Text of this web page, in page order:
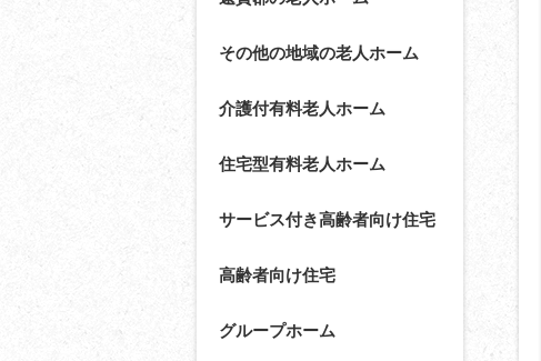
その他の地域の老人ホーム
介護付有料老人ホーム
住宅型有料老人ホーム
サービス付き高齢者向け住宅
高齢者向け住宅
グループホーム